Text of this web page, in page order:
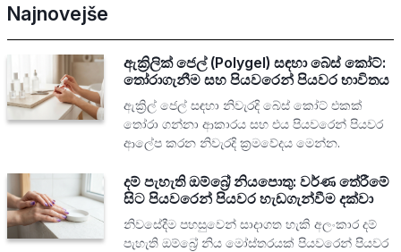
Najnovejše
ඇක්‍රිලික් ජෙල් (Polygel) සඳහා බේස් කෝට්:
තෝරාගැනීම සහ පියවරෙන් පියවර භාවිතය
ඇක්‍රිල් ජෙල් සඳහා නිවැරදි බේස් කෝට් එකක්
තෝරා ගන්නා ආකාරය සහ එය පියවරෙන් පියවර
ආලේප කරන නිවැරදි ක්‍රමවේදය මෙන්න.
දම් පැහැති ඔම්බ්‍රේ නියපොතු: වර්ණ තේරීමේ
සිට පියවරෙන් පියවර හැඩගැන්වීම දක්වා
නිවසේදීම පහසුවෙන් සාදාගත හැකි අලංකාර දම්
පැහැති ඔම්බ්‍රේ නිය මෝස්තරයක් පියවරෙන් පියවර